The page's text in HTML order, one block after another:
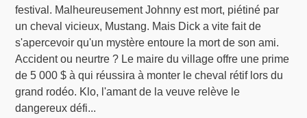
festival. Malheureusement Johnny est mort, piétiné par
un cheval vicieux, Mustang. Mais Dick a vite fait de
s'apercevoir qu'un mystère entoure la mort de son ami.
Accident ou neurtre ? Le maire du village offre une prime
de 5 000 $ à qui réussira à monter le cheval rétif lors du
grand rodéo. Klo, l'amant de la veuve relève le
dangereux défi...